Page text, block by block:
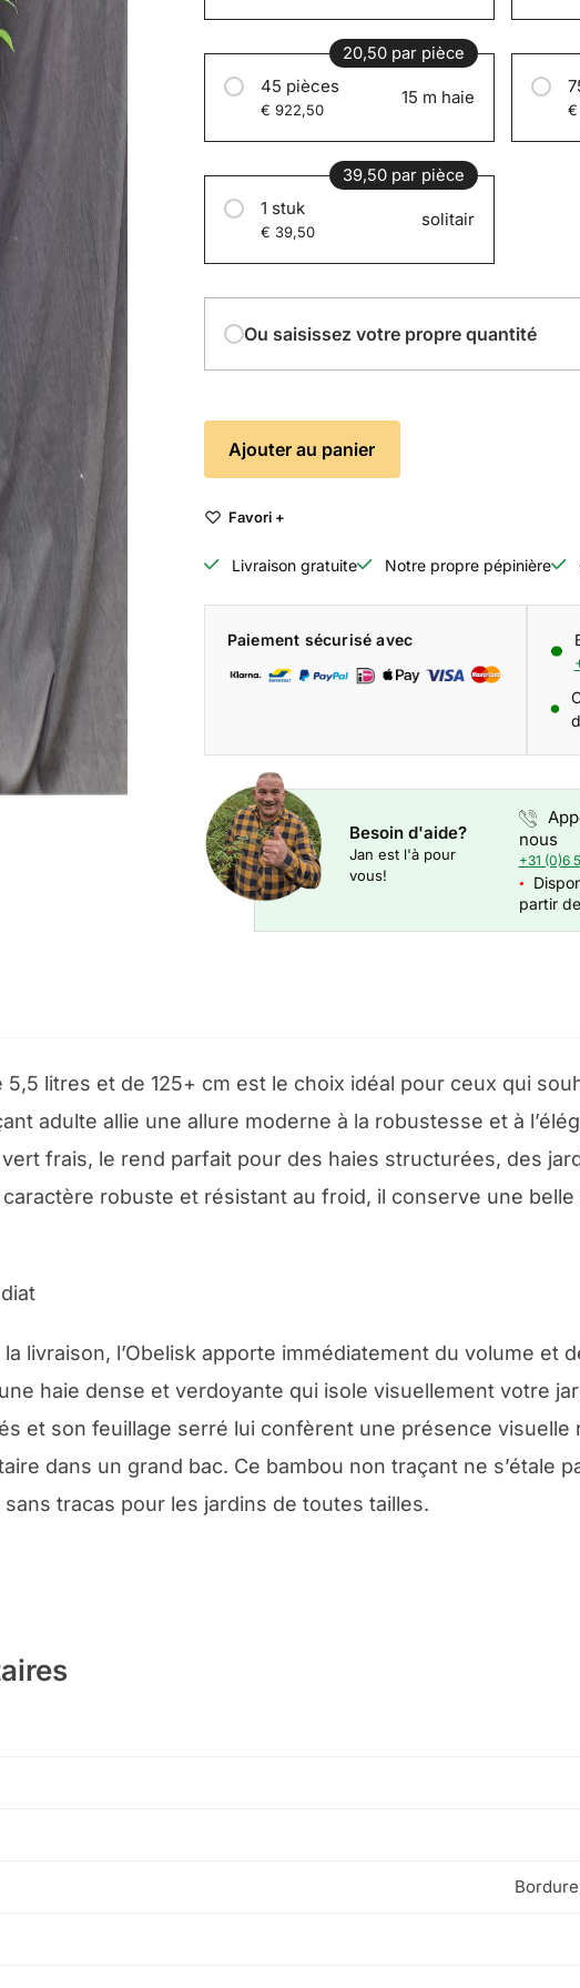
20,50 par pièce
45 pièces
€ 922,50
15 m haie
€
39,50 par pièce
1 stuk
€ 39,50
solitair
Ou saisissez votre propre quantité
Ajouter au panier
Favori +
Livraison gratuite Notre propre pépinière
Paiement sécurisé avec
Besoin d'aide?
Jan est l'à pour
vous!
nous
+31 (0)6
●
partir
5,5 litres et de 125+ cm est le choix idéal pour ceux qui
adulte allie une allure moderne à la robustesse et à
frais, le rend parfait pour des haies structurées, des
robuste et résistant au froid, il conserve une
livraison, l’Obelisk apporte immédiatement du volume et
haie dense et verdoyante qui isole visuellement votre
et son feuillage serré lui confèrent une présence visuelle
dans un grand bac. Ce bambou non traçant ne s’étale
tracas pour les jardins de toutes tailles.